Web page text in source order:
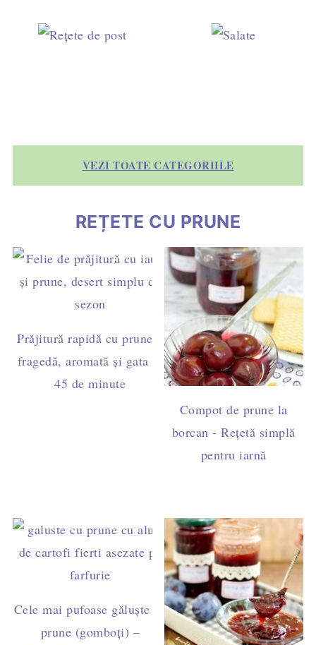
VEZI TOATE CATEGORIILE
REȚETE CU PRUNE
Prăjitură rapidă cu prune –
fragedă, aromată și gata în
45 de minute
Compot de prune la
borcan - Rețetă simplă
pentru iarnă
Cele mai pufoase găluște cu
prune (gomboți) –